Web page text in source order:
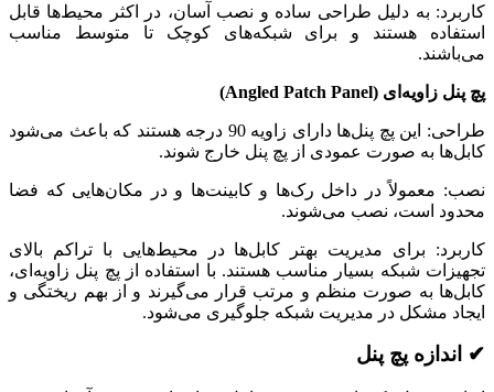
کاربرد: به دلیل طراحی ساده و نصب آسان، در اکثر محیط‌ها قابل
استفاده هستند و برای شبکه‌های کوچک تا متوسط مناسب
می‌باشند.
پچ پنل زاویه‌ای (Angled Patch Panel)
طراحی: این پچ پنل‌ها دارای زاویه 90 درجه هستند که باعث می‌شود
کابل‌ها به صورت عمودی از پچ پنل خارج شوند.
نصب: معمولاً در داخل رک‌ها و کابینت‌ها و در مکان‌هایی که فضا
محدود است، نصب می‌شوند.
کاربرد: برای مدیریت بهتر کابل‌ها در محیط‌هایی با تراکم بالای
تجهیزات شبکه بسیار مناسب هستند. با استفاده از پچ پنل زاویه‌ای،
کابل‌ها به صورت منظم و مرتب قرار می‌گیرند و از بهم ریختگی و
ایجاد مشکل در مدیریت شبکه جلوگیری می‌شود.
✔ اندازه پچ پنل